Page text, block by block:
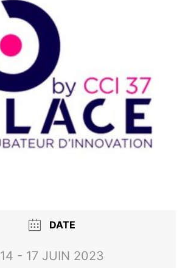
DATE
14 - 17 JUIN 2023